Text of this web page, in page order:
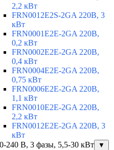
2,2 кВт
FRN0012E2S-2GA 220В, 3
кВт
FRN0001E2E-2GA 220В,
0,2 кВт
FRN0002E2E-2GA 220В,
0,4 кВт
FRN0004E2E-2GA 220В,
0,75 кВт
FRN0006E2E-2GA 220В,
1,1 кВт
FRN0010E2E-2GA 220В,
2,2 кВт
FRN0012E2E-2GA 220В, 3
кВт
240 В, 3 фазы, 5,5-30 кВт
▼